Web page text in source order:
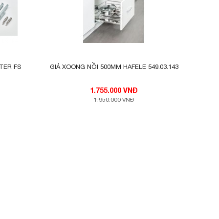
đồ
với
bát
có
FS
GIÁ XOONG NỒI 500MM HAFELE 549.03.143
1.755.000 VNĐ
1.950.000 VNĐ